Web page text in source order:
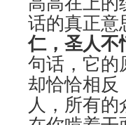
话的真正意
仁，圣人不
句话，它的
却恰恰相反
人，所有